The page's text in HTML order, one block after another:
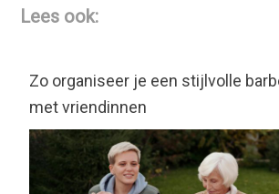
Lees ook:
Zo organiseer je een stijlvolle
met vriendinnen